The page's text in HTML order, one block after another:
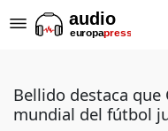
Bellido destaca
mundial del fútbol